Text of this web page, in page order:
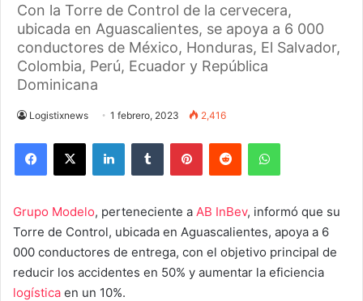
Con la Torre de Control de la cervecera,
ubicada en Aguascalientes, se apoya a 6 000
conductores de México, Honduras, El Salvador,
Colombia, Perú, Ecuador y República
Dominicana
Logistixnews 1 febrero, 2023 2,416
Grupo Modelo, perteneciente a AB InBev, informó que su
Torre de Control, ubicada en Aguascalientes, apoya a 6
000 conductores de entrega, con el objetivo principal de
reducir los accidentes en 50% y aumentar la eficiencia
logística en un 10%.